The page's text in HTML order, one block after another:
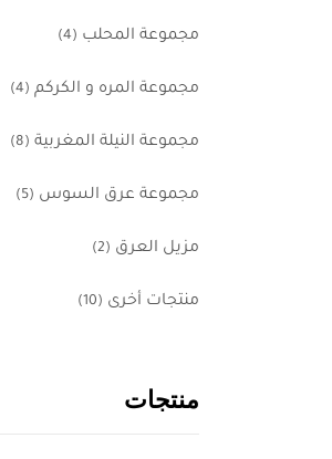
مجموعة المحلب (4)
مجموعة المره و الكركم (4)
مجموعة النيلة المغربية (8)
مجموعة عرق السوس (5)
مزيل العرق (2)
منتجات أخرى (10)
منتجات